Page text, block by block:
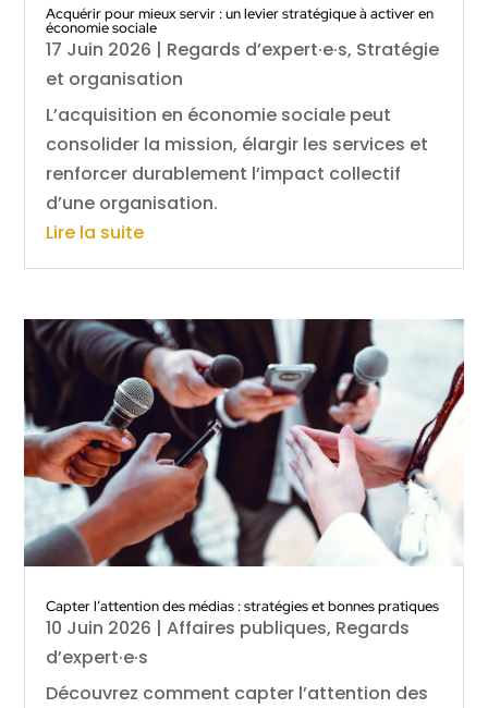
Acquérir pour mieux servir : un levier stratégique à activer en
économie sociale
17 Juin 2026 | Regards d’expert·e·s, Stratégie
et organisation
L’acquisition en économie sociale peut
consolider la mission, élargir les services et
renforcer durablement l’impact collectif
d’une organisation.
Lire la suite
Capter l’attention des médias : stratégies et bonnes pratiques
10 Juin 2026 |Affaires publiques, Regards
d’expert·e·s
Découvrez comment capter l’attention des